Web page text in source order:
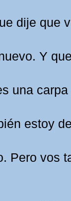
dije que
Y
una
estoy
Pero vos